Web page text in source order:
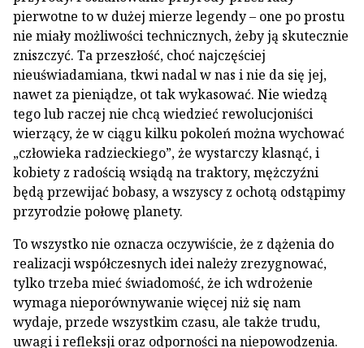
pierwotne to w dużej mierze legendy – one po prostu
nie miały możliwości technicznych, żeby ją skutecznie
zniszczyć. Ta przeszłość, choć najczęściej
nieuświadamiana, tkwi nadal w nas i nie da się jej,
nawet za pieniądze, ot tak wykasować. Nie wiedzą
tego lub raczej nie chcą wiedzieć rewolucjoniści
wierzący, że w ciągu kilku pokoleń można wychować
„człowieka radzieckiego”, że wystarczy klasnąć, i
kobiety z radością wsiądą na traktory, mężczyźni
będą przewijać bobasy, a wszyscy z ochotą odstąpimy
przyrodzie połowę planety.
To wszystko nie oznacza oczywiście, że z dążenia do
realizacji współczesnych idei należy zrezygnować,
tylko trzeba mieć świadomość, że ich wdrożenie
wymaga nieporównywanie więcej niż się nam
wydaje, przede wszystkim czasu, ale także trudu,
uwagi i refleksji oraz odporności na niepowodzenia.